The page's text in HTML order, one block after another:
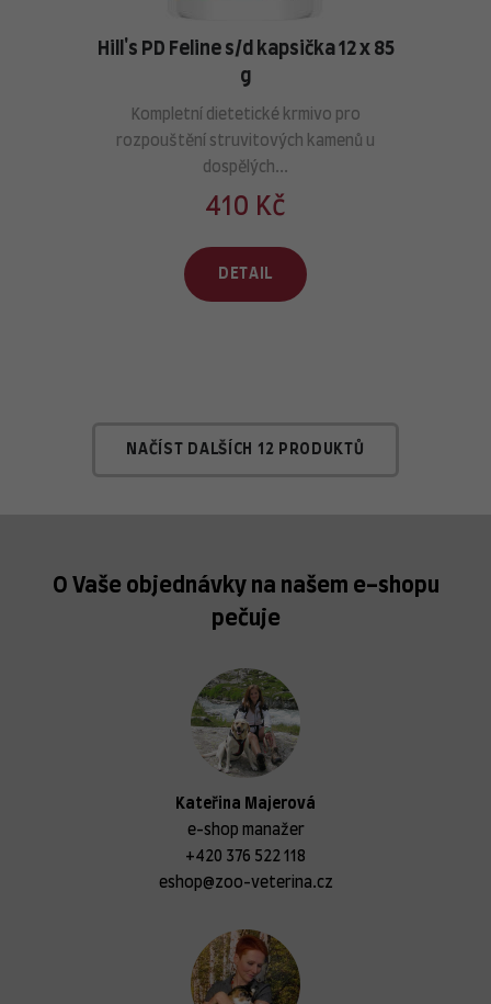
Hill's PD Feline s/d kapsička 12 x 85
g
Kompletní dietetické krmivo pro
rozpouštění struvitových kamenů u
dospělých...
410 Kč
DETAIL
NAČÍST DALŠÍCH 12 PRODUKTŮ
O Vaše objednávky na našem e-shopu
pečuje
Kateřina Majerová
e-shop manažer
+420 376 522 118
eshop@zoo-veterina.cz